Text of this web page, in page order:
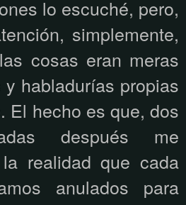
lo escuché, pero,
simplemente,
cosas eran meras
habladurías propias
El hecho es que, dos
después me
realidad que cada
anulados para